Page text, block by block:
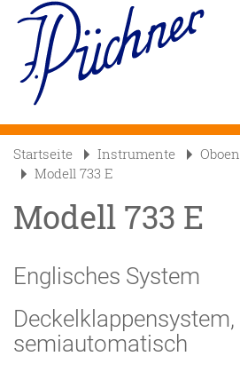
Direkt
zum
Inhalt
Startseite Instrumente
Oboen
Modell 733 E
Modell 733 E
Englisches System
Deckelklappensystem,
semiautomatisch